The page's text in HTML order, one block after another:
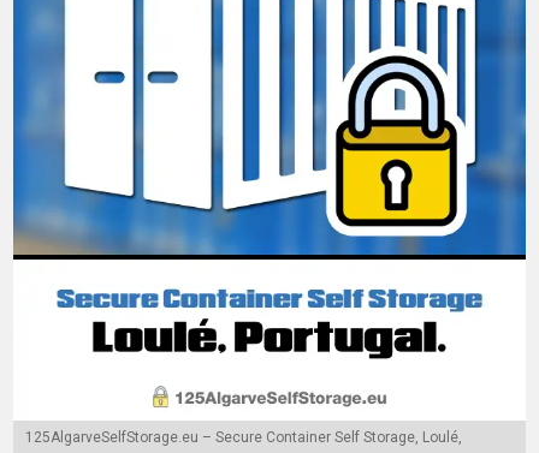
125AlgarveSelfStorage.eu – Secure Container Self Storage, Loulé,